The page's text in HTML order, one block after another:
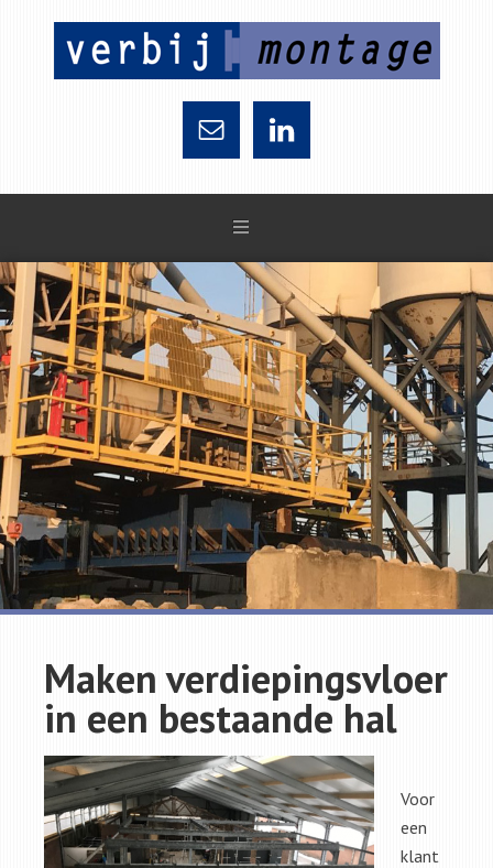
Maken verdiepingsvloer
in een bestaande hal
Voor
een
klant